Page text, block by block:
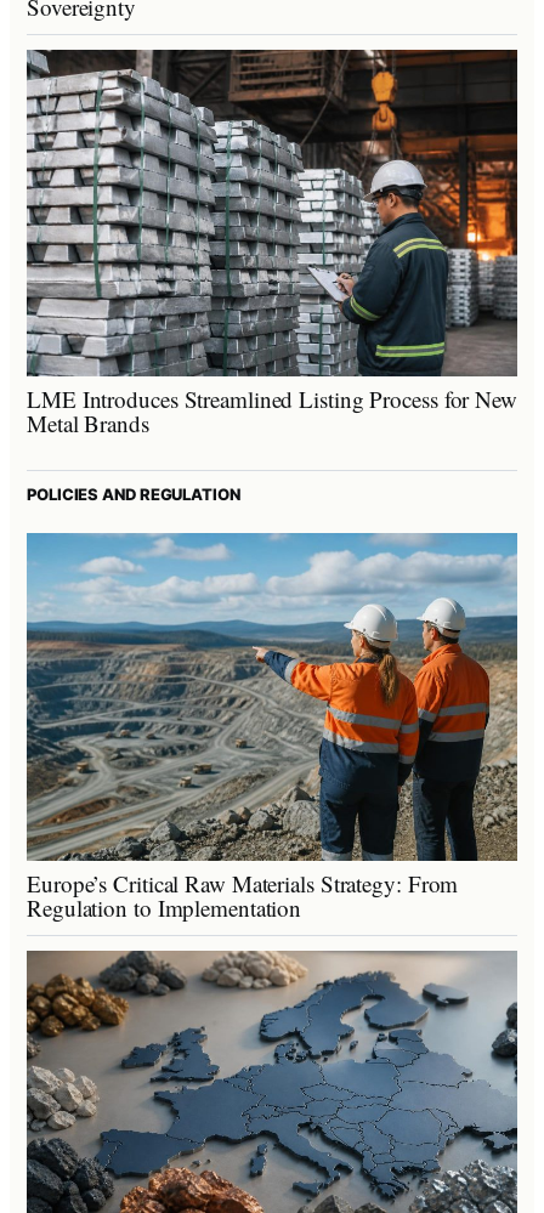
Sovereignty
LME Introduces Streamlined Listing Process for New
Metal Brands
POLICIES AND REGULATION
Europe’s Critical Raw Materials Strategy: From
Regulation to Implementation